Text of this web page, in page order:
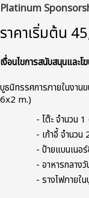
Platinum
ราคาเริ่มต้น
เงื่อนไขการสนับสนุนและ
บูธนิทรรศการภายในงา
6x2 m.)
- โต๊ะ จำนวน 1
- เก้าอี้ จำนวน
- ป้ายแบนเนอ
- อาหารกลาง
- รางไฟภายใ